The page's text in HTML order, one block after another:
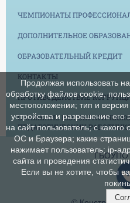
ЧЕМПИОНАТЫ
ДОПОЛНИТЕЛЬНОЕ
ОБРАЗОВАТЕЛЬНЫЙ КРЕДИТ
КОНТАКТЫ
ПРОТИВОДЕЙСТВИЕ
СНИЖЕНИЕ
ПЕДАГОГИЧЕСКИХ
Продолжая использовать
обработку файлов cookie,
местоположении; тип и
устройства и разрешение его
на сайт пользователь; с
ОС и Браузера; какие
нажимает пользователь; ip-
сайта и проведения
Если вы не хотите, чтобы